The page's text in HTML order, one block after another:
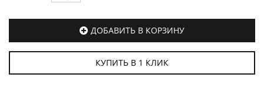
ДОБАВИТЬ В КОРЗИНУ
КУПИТЬ В 1 КЛИК